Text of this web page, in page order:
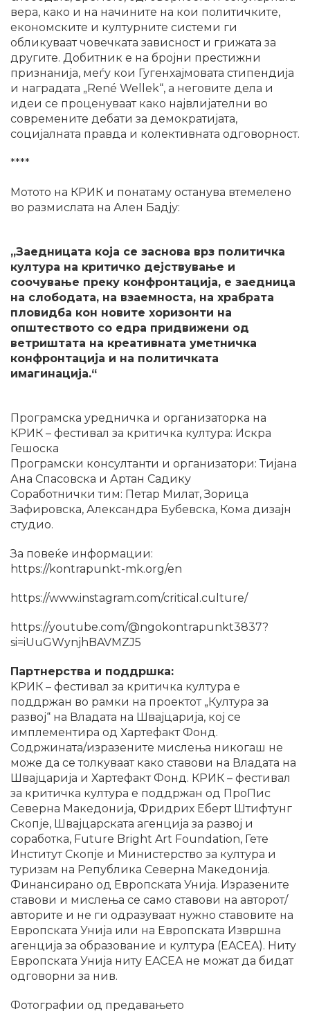
вера, како и на начините на кои политичките,
економските и културните системи ги
обликуваат човечката зависност и грижата за
другите. Добитник е на бројни престижни
признанија, меѓу кои Гугенхајмовата стипендија
и наградата „René Wellek“, а неговите дела и
идеи се проценуваат како највлијателни во
современите дебати за демократијата,
социјалната правда и колективната одговорност.
****
Мотото на КРИК и понатаму останува втемелено
во размислата на Ален Бадју:
„Заедницата која се заснова врз политичка
култура на критичко дејствување и
соочување преку конфронтација, е заедница
на слободата, на взаемноста, на храбрата
пловидба кон новите хоризонти на
општеството со едра придвижени од
ветриштата на креативната уметничка
конфронтација и на политичката
имагинација.“
Програмска уредничка и организаторка на
КРИК – фестивал за критичка култура: Искра
Гешоска
Програмски консултанти и организатори: Тијана
Ана Спасовска и Артан Садику
Соработнички тим: Петар Милат, Зорица
Зафировска, Александра Бубевска, Кома дизајн
студио.
За повеќе информации:
https://kontrapunkt-mk.org/en
https://www.instagram.com/critical.culture/
https://youtube.com/@ngokontrapunkt3837?
si=iUuGWynjhBAVMZJ5
Партнерства и поддршка:
KРИК – фестивал за критичка култура е
поддржан во рамки на проектот „Култура за
развој“ на Владата на Швајцарија, кој се
имплементира од Хартефакт Фонд.
Содржината/изразените мислења никогаш не
може да се толкуваат како ставови на Владата на
Швајцарија и Хартефакт Фонд. КРИК – фестивал
за критичка култура е поддржан од ПроПис
Северна Македонија, Фридрих Еберт Штифтунг
Скопје, Швајцарската агенција за развој и
соработка, Future Bright Art Foundation, Гете
Институт Скопје и Министерство за култура и
туризам на Република Северна Македонија.
Финансирано од Европската Унија. Изразените
ставови и мислења се само ставови на авторот/
авторите и не ги одразуваат нужно ставовите на
Европската Унија или на Европската Извршна
агенција за образование и култура (EACEA). Ниту
Европската Унија ниту EACEA не можат да бидат
одговорни за нив.
Фотографии од предавањето